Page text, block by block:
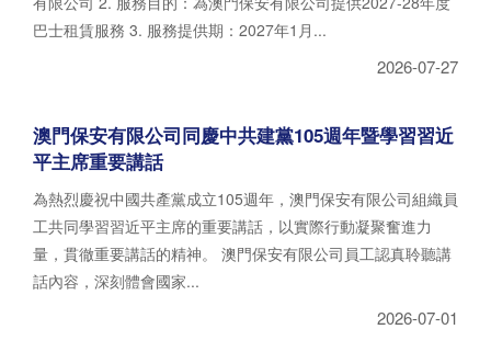
巴士租賃服務 3. 服務提供期：2027年1月...
2026-07-27
澳門保安有限公司同慶中共建黨105週年暨學習習近
平主席重要講話
為熱烈慶祝中國共產黨成立105週年，澳門保安有限公司組織員
工共同學習習近平主席的重要講話，以實際行動凝聚奮進力
量，貫徹重要講話的精神。 澳門保安有限公司員工認真聆聽講
話內容，深刻體會國家...
2026-07-01